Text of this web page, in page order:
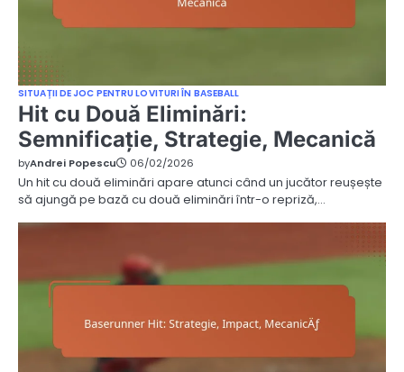
SITUAȚII DE JOC PENTRU LOVITURI ÎN BASEBALL
Hit cu Două Eliminări:
Semnificație, Strategie, Mecanică
byAndrei Popescu 06/02/2026
Un hit cu două eliminări apare atunci când un jucător reușește
să ajungă pe bază cu două eliminări într-o repriză,…